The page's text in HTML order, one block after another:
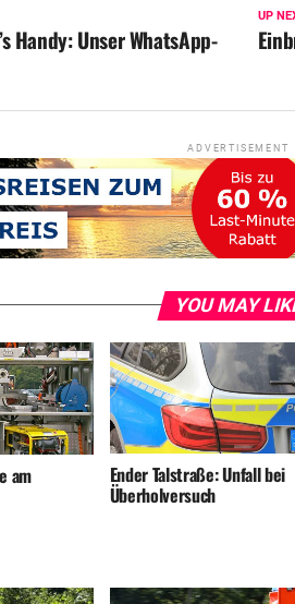
UP
Handy: Unser WhatsApp-
ADVERTISEMENT
YOU MAY
am Ender Talstraße: Unfall bei
Überholversuch